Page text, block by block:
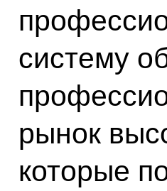
систему
рынок
которые